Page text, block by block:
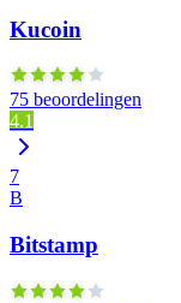
Kucoin
75 beoordelingen
4.1
7
B
Bitstamp